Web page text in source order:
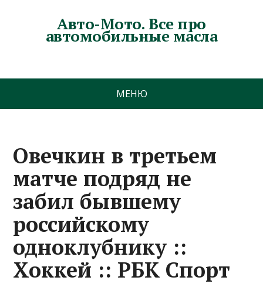
Авто-Мото. Все про
автомобильные масла
МЕНЮ
Овечкин в третьем
матче подряд не
забил бывшему
российскому
одноклубнику ::
Хоккей :: РБК Спорт